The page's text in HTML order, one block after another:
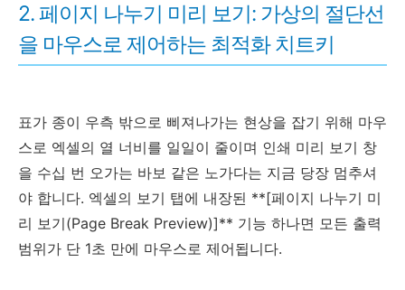
2. 페이지 나누기 미리 보기: 가상의 절단선
을 마우스로 제어하는 최적화 치트키
표가 종이 우측 밖으로 삐져나가는 현상을 잡기 위해 마우
스로 엑셀의 열 너비를 일일이 줄이며 인쇄 미리 보기 창
을 수십 번 오가는 바보 같은 노가다는 지금 당장 멈추셔
야 합니다. 엑셀의 보기 탭에 내장된 **[페이지 나누기 미
리 보기(Page Break Preview)]** 기능 하나면 모든 출력
범위가 단 1초 만에 마우스로 제어됩니다.